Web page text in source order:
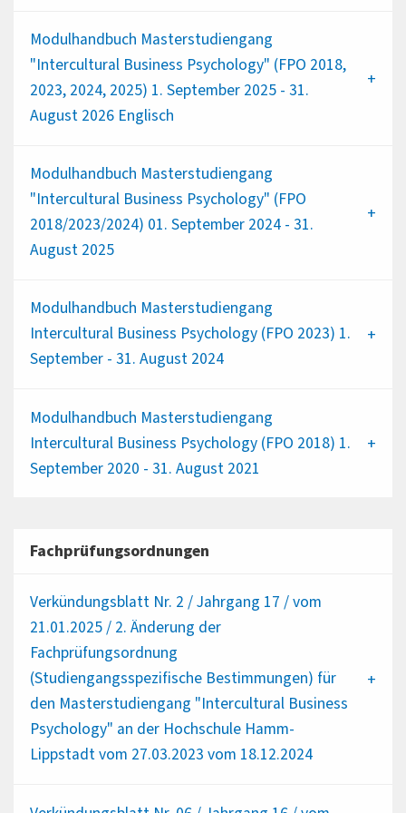
Modulhandbuch Masterstudiengang
"Intercultural Business Psychology" (FPO 2018,
2023, 2024, 2025) 1. September 2025 - 31.
August 2026 Englisch
Modulhandbuch Masterstudiengang
"Intercultural Business Psychology" (FPO
2018/2023/2024) 01. September 2024 - 31.
August 2025
Modulhandbuch Masterstudiengang
Intercultural Business Psychology (FPO 2023) 1.
September - 31. August 2024
Modulhandbuch Masterstudiengang
Intercultural Business Psychology (FPO 2018) 1.
September 2020 - 31. August 2021
Fachprüfungsordnungen
Verkündungsblatt Nr. 2 / Jahrgang 17 / vom
21.01.2025 / 2. Änderung der
Fachprüfungsordnung
(Studiengangsspezifische Bestimmungen) für
den Masterstudiengang "Intercultural Business
Psychology" an der Hochschule Hamm-
Lippstadt vom 27.03.2023 vom 18.12.2024